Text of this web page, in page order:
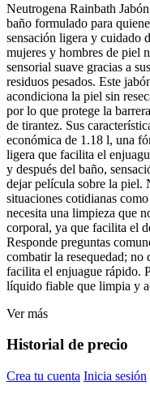
Neutrogena Rainbath
baño formulado para
sensación ligera y cuidado
mujeres y hombres de piel
sensorial suave gracias a
residuos pesados. Este
acondiciona la piel sin
por lo que protege la
de tirantez. Sus
económica de 1.18 l, una
ligera que facilita el
y después del baño,
dejar película sobre la piel.
situaciones cotidianas
necesita una limpieza que
corporal, ya que facilita el
Responde preguntas
combatir la resequedad; no
facilita el enjuague rápido.
líquido fiable que limpia y
Ver más
Historial de precio
Crea tu cuenta Inicia sesión